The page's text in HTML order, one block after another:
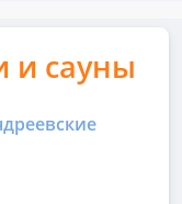
и сауны